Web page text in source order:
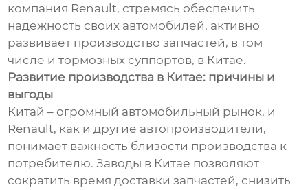
компания Renault, стремясь обеспечить
надежность своих автомобилей, активно
развивает производство запчастей, в том
числе и тормозных суппортов, в Китае.
Развитие производства в Китае: причины и
выгоды
Китай – огромный автомобильный рынок, и
Renault, как и другие автопроизводители,
понимает важность близости производства к
потребителю. Заводы в Китае позволяют
сократить время доставки запчастей, снизить